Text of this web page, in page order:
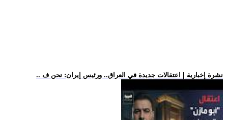
.. نشرة إخبارية | اعتقالات جديدة في العراق.. ورئيس إيران: نحن ف